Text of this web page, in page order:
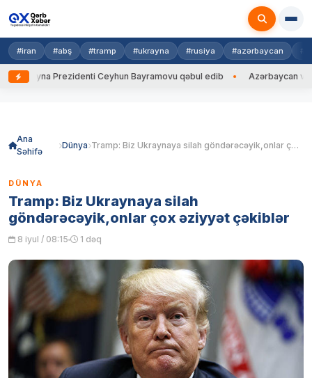
#iran #abş #tramp #ukrayna #rusiya #azərbaycan
Prezidenti Ceyhun Bayramovu qəbul edib Azərbaycan və
Ana
Səhifə
Dünya Tramp: Biz Ukraynaya silah göndərəcəyik,onlar çox əziyyət çəkiblər
DÜNYA
Tramp: Biz Ukraynaya silah
göndərəcəyik,onlar çox əziyyət çəkiblər
8 iyul / 08:15 1 dəq